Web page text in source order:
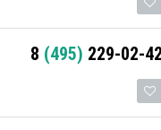
8 (495) 229-02-42